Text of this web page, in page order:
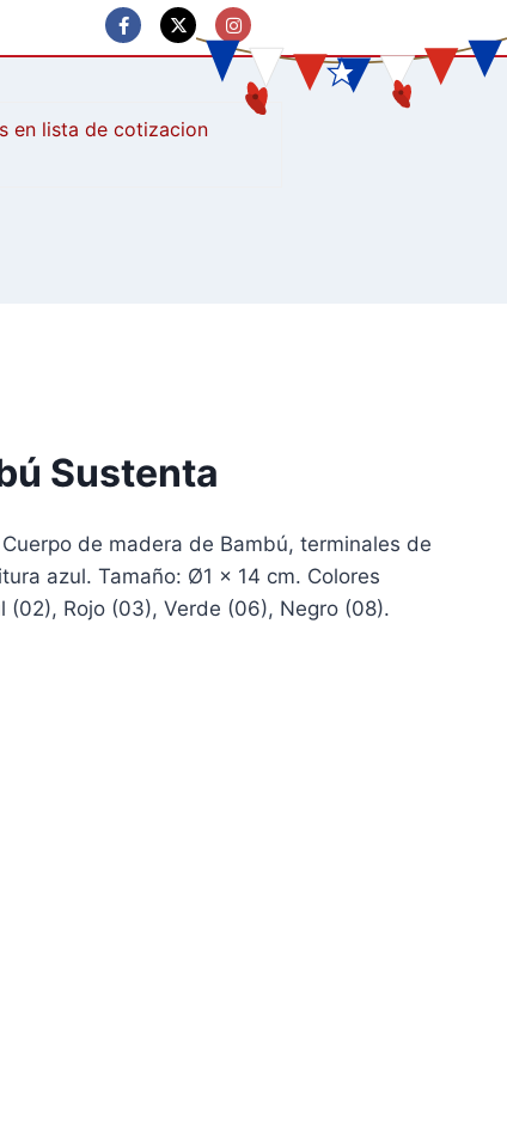
Sustenta
de madera de Bambú, terminales de
azul. Tamaño: Ø1 x 14 cm. Colores
(02), Rojo (03), Verde (06), Negro (08).